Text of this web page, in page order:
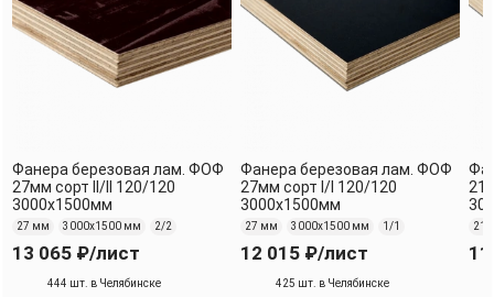
Фанера березовая лам. ФОФ
27мм сорт II/II 120/120
3000х1500мм
27 мм 3000х1500 мм 2/2
13 065 ₽/лист
444 шт. в Челябинске
Фанера березовая лам. ФОФ
27мм сорт I/I 120/120
3000х1500мм
27 мм 3000х1500 мм 1/1
12 015 ₽/лист
425 шт. в Челябинске
21